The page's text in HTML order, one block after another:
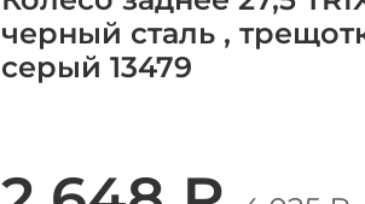
черный сталь ,
серый 13479